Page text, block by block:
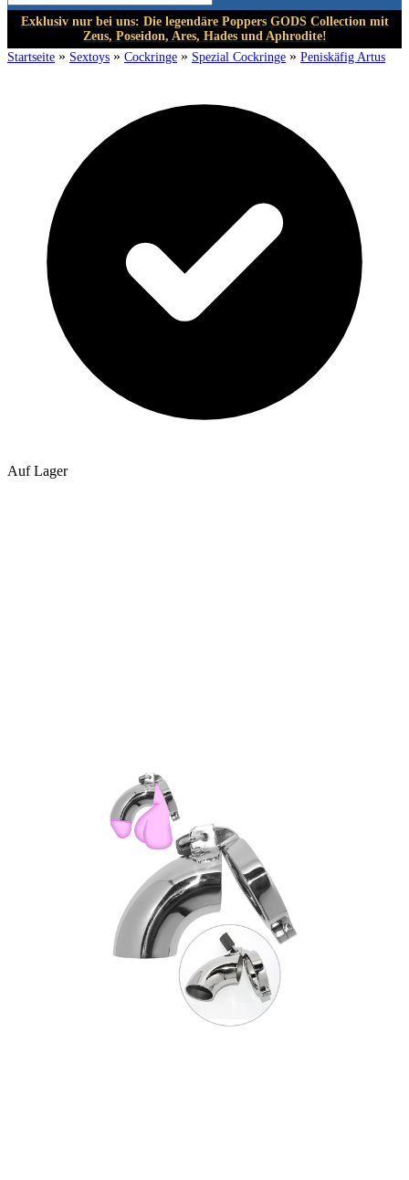
Exklusiv nur bei uns: Die legendäre Poppers GODS Collection mit
Zeus, Poseidon, Ares, Hades und Aphrodite!
Startseite » Sextoys » Cockringe » Spezial Cockringe » Peniskäfig Artus
Auf Lager